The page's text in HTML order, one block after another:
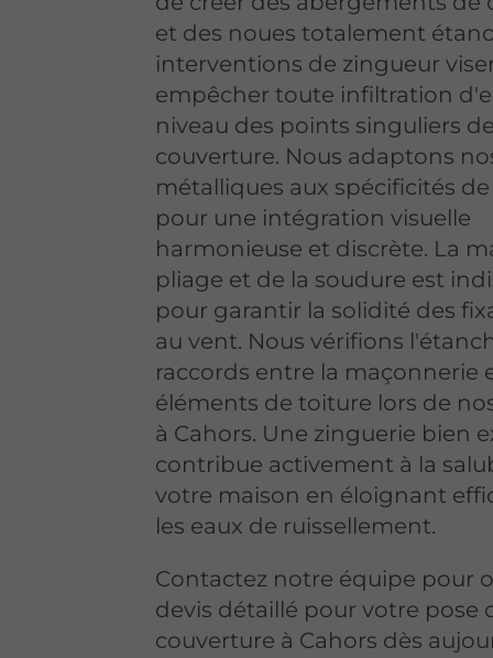
et des noues totalement
interventions de zingueur
empêcher toute infiltration
niveau des points singuliers
couverture. Nous adaptons
métalliques aux spécificités
pour une intégration visuelle
harmonieuse et discrète. La
pliage et de la soudure est
pour garantir la solidité des
au vent. Nous vérifions
raccords entre la maçonnerie
éléments de toiture lors de
à Cahors. Une zinguerie bien
contribue activement à la
votre maison en éloignant
les eaux de ruissellement.
Contactez notre équipe pour
devis détaillé pour votre pose
couverture à Cahors dès